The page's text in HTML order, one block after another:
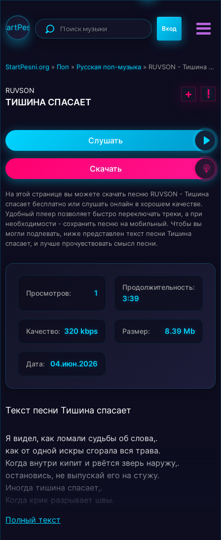
Вход
StartPesni.org » Поп » Русская поп-музыка » RUVSON - Тишина спасает
RUVSON
ТИШИНА СПАСАЕТ
+ !
Слушать
Скачать
На этой странице вы можете скачать песню RUVSON - Тишина
спасает бесплатно или слушать онлайн в хорошем качестве.
Удобный плеер позволяет быстро переключать треки, а при
необходимости - сохранить песню на мобильный. Чтобы вы
могли подпевать, ниже представлен текст песни Тишина
спасает, и лучше прочувствовать смысл песни.
Просмотров: 1
Продолжительность:
3:39
Качество: 320 kbps Размер: 8.39 Mb
Дата: 04.июн.2026
Текст песни Тишина спасает
Я видел, как ломали судьбы об слова,.
как от одной искры сгорала вся трава.
Когда внутри кипит и рвётся зверь наружу,.
остановись, не выпускай его на стужу.
Иногда тишина спасает,.
Когда крик разрывает швы.
Что мы оба пока живы.
Полный текст